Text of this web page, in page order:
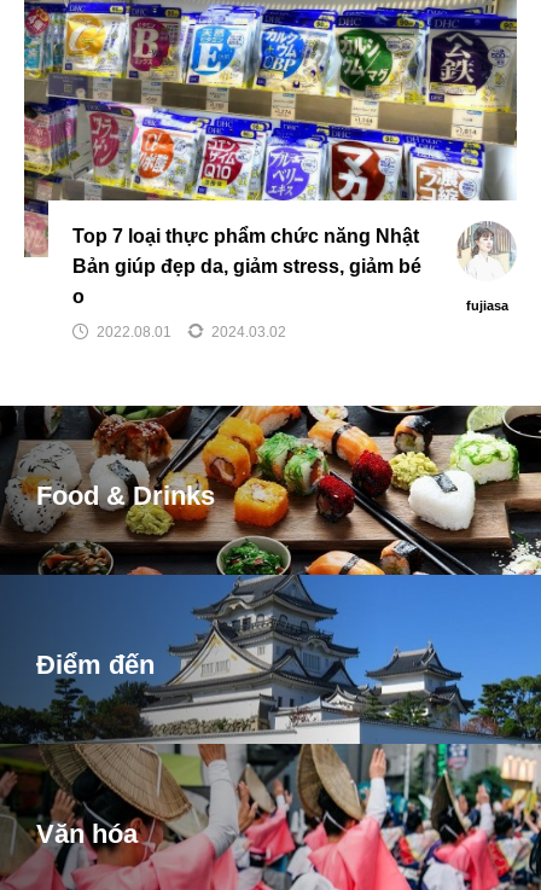
Top 7 loại thực phẩm chức năng Nhật
Bản giúp đẹp da, giảm stress, giảm bé
o
fujiasa
2022.08.01 2024.03.02
Food & Drinks
Điểm đến
Văn hóa